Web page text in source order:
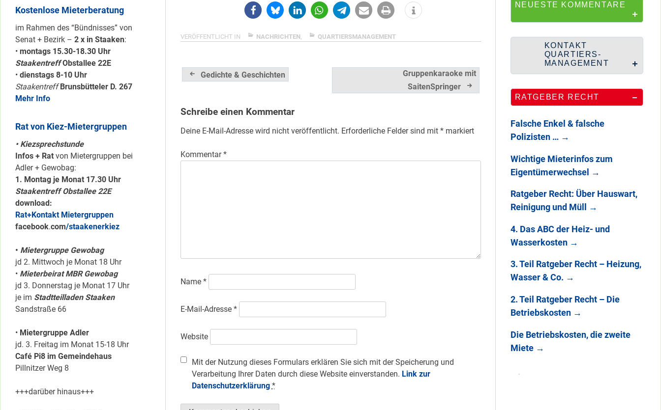
VERÖFFENTLICHT IN NACHRICHTEN, QUARTIERSMANAGEMENT
Beitragsnavigation
Gedichte & Geschichten
Gruppenkaraoke mit
SaitenSpringer
Schreibe einen Kommentar
Deine E-Mail-Adresse wird nicht veröffentlicht. Erforderliche Felder sind mit *markiert
Kommentar*
Name *
E-Mail-Adresse *
Website
Mit der Nutzung dieses Formulars erklären Sie sich mit der Speicherung und
Verarbeitung Ihrer Daten durch diese Website einverstanden. Link zur
Datenschutzerklärung *
Kostenlose Mieterberatung
im Rahmen des “Bündnisses” von
Senat + Bezirk – 2 x in Staaken:
• montags 15.30-18.30 Uhr
Staakentreff Obstallee 22E
• dienstags 8-10 Uhr
Staakentreff Brunsbütteler D. 267
Mehr Info
Rat von Kiez-Mietergruppen
• Kiezsprechstunde
Infos + Rat von Mietergruppen bei
Adler + Gewobag:
1. Montag je Monat 17.30 Uhr
Staakentreff Obstallee 22E
download:
Rat+Kontakt Mietergruppen
facebook.com/staakenerkiez
• Mietergruppe Gewobag
jd 2. Mittwoch je Monat 18 Uhr
• Mieterbeirat MBR Gewobag
jd 3. Donnerstag je Monat 17 Uhr
je im Stadtteilladen Staaken
Sandstraße 66
• Mietergruppe Adler
jd. 3. Freitag im Monat 15-18 Uhr
Café Pi8 im Gemeindehaus
Pillnitzer Weg 8
+++darüber hinaus+++
NEUESTE KOMMENTARE
KONTAKT
QUARTIERS-
MANAGEMENT
RATGEBER RECHT
Falsche Enkel & falsche
Polizisten … →
Wichtige Mieterinfos zum
Eigentümerwechsel →
Ratgeber Recht: Über Hauswart,
Reinigung und Müll
→
4. Das ABC der Heiz- und
Wasserkosten →
3. Teil Ratgeber Recht – Heizung,
Wasser & Co. →
2. Teil Ratgeber Recht – Die
Betriebskosten →
Die Betriebskosten, die zweite
Miete →
Wie Staaken zu
zwei Hahnebergen
kam
100 Jahre
Heerstraße
DAS
STADTTEILFEST
2025